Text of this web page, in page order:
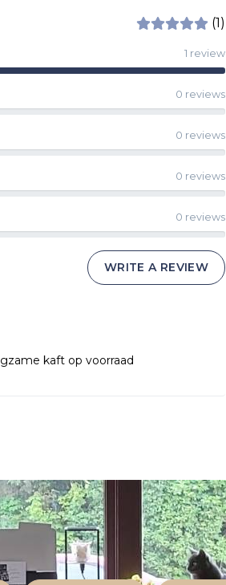
(1)
0 reviews
0 reviews
0 reviews
0 reviews
1 review
WRITE A REVIEW
kaft op voorraad